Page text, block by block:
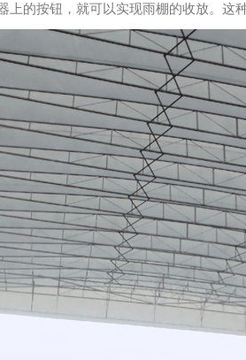
的按钮，就可以实现雨棚的收放。这